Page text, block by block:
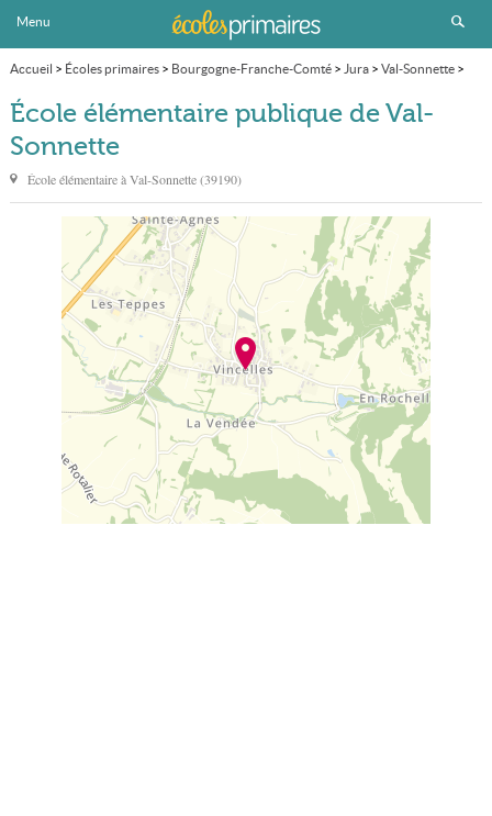
Menu
Accueil > Écoles primaires> Bourgogne-Franche-Comté> Jura> Val-Sonnette>
École élémentaire publique
École élémentaire publique de Val-
Sonnette
École élémentaire àVal-Sonnette(39190)